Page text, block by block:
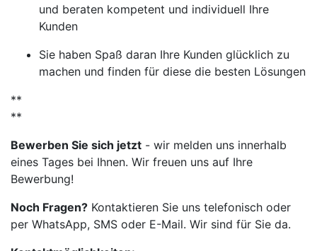
und beraten kompetent und individuell Ihre
Kunden
Sie haben Spaß daran Ihre Kunden glücklich zu
machen und finden für diese die besten Lösungen
**
**
Bewerben Sie sich jetzt - wir melden uns innerhalb
eines Tages bei Ihnen. Wir freuen uns auf Ihre
Bewerbung!
Noch Fragen? Kontaktieren Sie uns telefonisch oder
per WhatsApp, SMS oder E-Mail. Wir sind für Sie da.